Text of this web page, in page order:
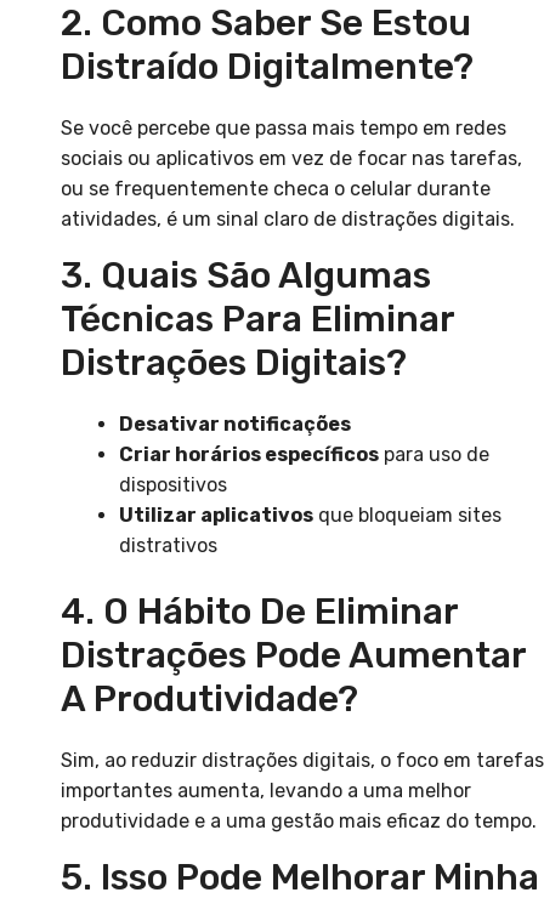
2. Como Saber Se Estou
Distraído Digitalmente?
Se você percebe que passa mais tempo em redes
sociais ou aplicativos em vez de focar nas tarefas,
ou se frequentemente checa o celular durante
atividades, é um sinal claro de distrações digitais.
3. Quais São Algumas
Técnicas Para Eliminar
Distrações Digitais?
Desativar notificações
Criar horários específicos para uso de
dispositivos
Utilizar aplicativos que bloqueiam sites
distrativos
4. O Hábito De Eliminar
Distrações Pode Aumentar
A Produtividade?
Sim, ao reduzir distrações digitais, o foco em tarefas
importantes aumenta, levando a uma melhor
produtividade e a uma gestão mais eficaz do tempo.
5. Isso Pode Melhorar Minha